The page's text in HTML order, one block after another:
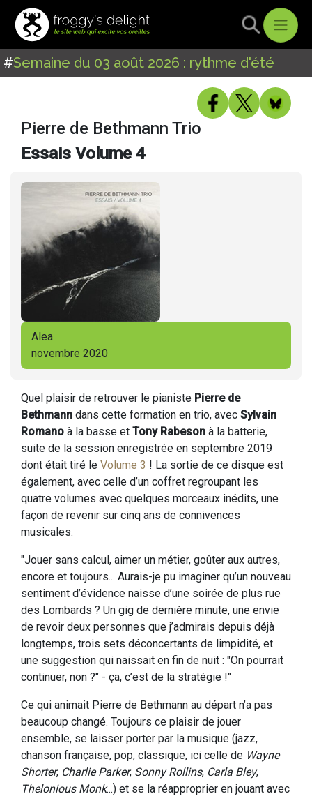
#Semaine du 03 août 2026 : rythme d'été
Pierre de Bethmann Trio
Essais Volume 4
Alea
novembre 2020
Quel plaisir de retrouver le pianiste Pierre de
Bethmann dans cette formation en trio, avec Sylvain
Romano à la basse et Tony Rabeson à la batterie,
suite de la session enregistrée en septembre 2019
dont était tiré le Volume 3 ! La sortie de ce disque est
également, avec celle d’un coffret regroupant les
quatre volumes avec quelques morceaux inédits, une
façon de revenir sur cinq ans de connivences
musicales.
"Jouer sans calcul, aimer un métier, goûter aux autres,
encore et toujours... Aurais-je pu imaginer qu’un nouveau
sentiment d’évidence naisse d’une soirée de plus rue
des Lombards ? Un gig de dernière minute, une envie
de revoir deux personnes que j’admirais depuis déjà
longtemps, trois sets déconcertants de limpidité, et
une suggestion qui naissait en fin de nuit : "On pourrait
continuer, non ?" - ça, c’est de la stratégie !"
Ce qui animait Pierre de Bethmann au départ n’a pas
beaucoup changé. Toujours ce plaisir de jouer
ensemble, se laisser porter par la musique (jazz,
chanson française, pop, classique, ici celle de Wayne
Shorter, Charlie Parker, Sonny Rollins, Carla Bley,
Thelonious Monk...) et se la réapproprier en jouant avec